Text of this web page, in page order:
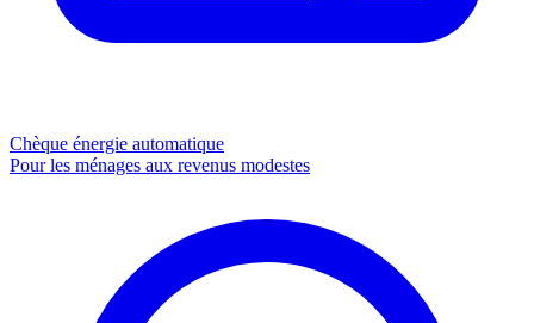
Chèque énergie automatique
Pour les ménages aux revenus modestes